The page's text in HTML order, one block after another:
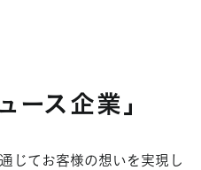
ース企業」
じてお客様の想いを実現し